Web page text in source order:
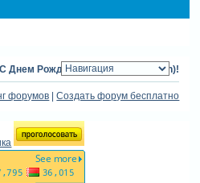
С Днем Рождения, Анатолий (dimlon)!
форумов |Создать форум бесплатно